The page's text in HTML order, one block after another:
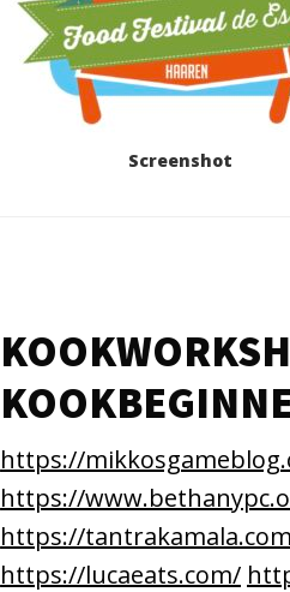
Screenshot
https://
https://
https://
https://lucaeats.com/